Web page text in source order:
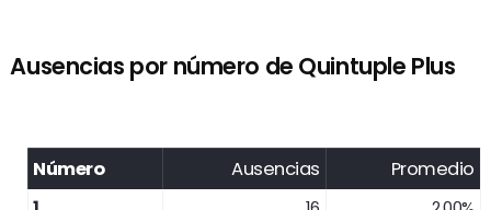
Ausencias por número de Quintuple Plus
Número Ausencias Promedio